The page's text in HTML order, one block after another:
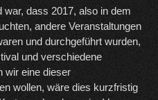
dass 2017, also in dem
andere Veranstaltungen
und durchgeführt wurden,
und verschiedene
wir eine dieser
wollen, wäre dies kurzfristig